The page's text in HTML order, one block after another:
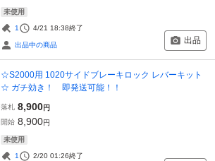
未使用
1 4/21 18:38終了
出品中の商品 出品
☆S2000用 1020サイドブレーキロック レバーキット
☆ ガチ効き！ 即発送可能！！
落札 8,900円
開始 8,900円
未使用
1 2/20 01:26終了